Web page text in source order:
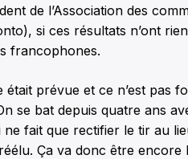
de l’Association des
si ces résultats n’ont
francophones.
était prévue et ce n’est pas
se bat depuis quatre ans
fait que rectifier le tir au
Ça va donc être encore